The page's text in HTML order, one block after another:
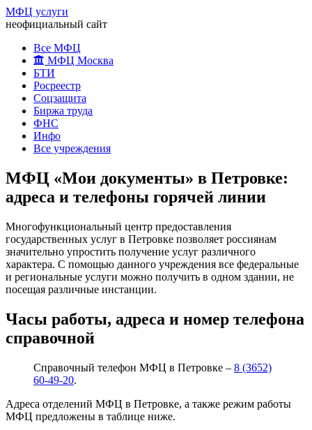
МФЦ услуги
неофициальный сайт
Все МФЦ
МФЦ Москва
БТИ
Росреестр
Соцзащита
Биржа труда
ФНС
Инфо
Все учреждения
МФЦ «Мои документы» в Петровке:
адреса и телефоны горячей линии
Многофункциональный центр предоставления
государственных услуг в Петровке позволяет россиянам
значительно упростить получение услуг различного
характера. С помощью данного учреждения все федеральные
и региональные услуги можно получить в одном здании, не
посещая различные инстанции.
Часы работы, адреса и номер телефона
справочной
Справочный телефон МФЦ в Петровке – 8 (3652)
60-49-20.
Адреса отделений МФЦ в Петровке, а также режим работы
МФЦ предложены в таблице ниже.